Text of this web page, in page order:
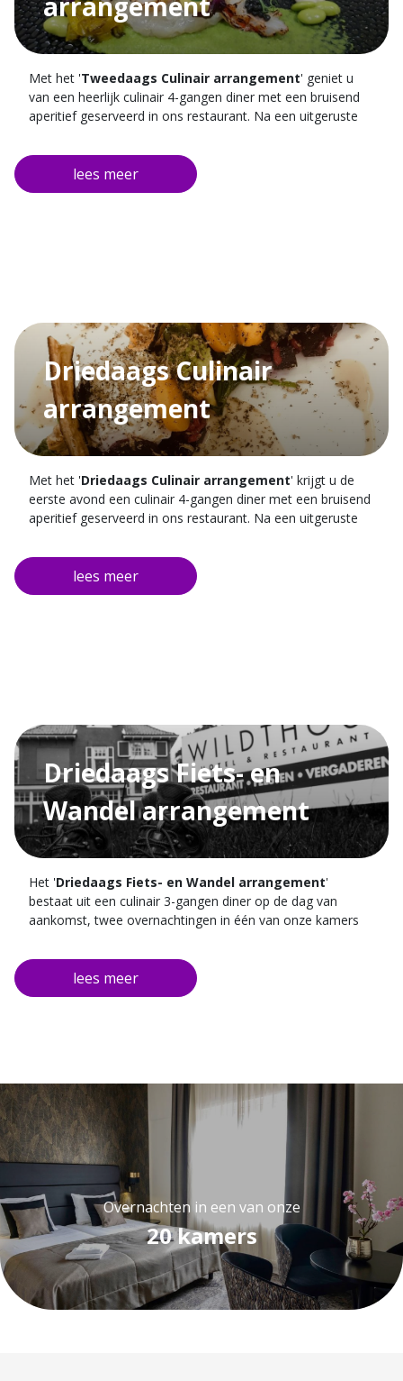
Met het 'Tweedaags Culinair arrangement' geniet u
van een heerlijk culinair 4-gangen diner met een bruisend
aperitief geserveerd in ons restaurant. Na een uitgeruste
heerlijk genieten van ons uitgebreide ontbijt.
Tijdens uw gehele verblijf kunt u tevens gratis parkeren bij
Driedaags Culinair
arrangement
Met het 'Driedaags Culinair arrangement' krijgt u de
eerste avond een culinair 4-gangen diner met een bruisend
aperitief geserveerd in ons restaurant. Na een uitgeruste
heerlijk genieten van ons uitgebreide ontbijt.
De tweede avond pakken we nog even iets meer uit met
Driedaags Fiets- en
Wandel arrangement
Het 'Driedaags Fiets- en Wandel arrangement'
bestaat uit een culinair 3-gangen diner op de dag van
aankomst, twee overnachtingen in één van onze kamers
gehele verblijf kunt u gratis parkeren bij het hotel en bieden
wij u gratis routekaarten van de omgeving aan.
Overnachten in een van onze
20 kamers